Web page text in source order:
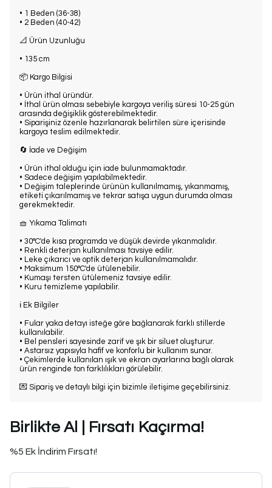
• 1 Beden (36-38)
• 2 Beden (40-42)
📐 Ürün Uzunluğu
• 135 cm
📦 Kargo Bilgisi
• Ürün ithal üründür.
• İthal ürün olması sebebiyle kargoya veriliş süresi 10-25 gün
arasında değişiklik gösterebilmektedir.
• Siparişiniz özenle hazırlanarak belirtilen süre içerisinde
kargoya teslim edilmektedir.
🔄 İade ve Değişim
• Ürün ithal olduğu için iade bulunmamaktadır.
• Sadece değişim yapılabilmektedir.
• Değişim taleplerinde ürünün kullanılmamış, yıkanmamış,
etiketi çıkarılmamış ve tekrar satışa uygun durumda olması
gerekmektedir.
🧺 Yıkama Talimatı
• 30°C'de kısa programda ve düşük devirde yıkanmalıdır.
• Renkli deterjan kullanılması tavsiye edilir.
• Leke çıkarıcı ve optik deterjan kullanılmamalıdır.
• Maksimum 150°C'de ütülenebilir.
• Kumaşı tersten ütülemeniz tavsiye edilir.
• Kuru temizleme yapılabilir.
ℹ️ Ek Bilgiler
• Fular yaka detayı isteğe göre bağlanarak farklı stillerde
kullanılabilir.
• Bel pensleri sayesinde zarif ve şık bir siluet oluşturur.
• Astarsız yapısıyla hafif ve konforlu bir kullanım sunar.
• Çekimlerde kullanılan ışık ve ekran ayarlarına bağlı olarak
ürün renginde ton farklılıkları görülebilir.
💌 Sipariş ve detaylı bilgi için bizimle iletişime geçebilirsiniz.
Birlikte Al | Fırsatı Kaçırma!
%5 Ek İndirim Fırsatı!